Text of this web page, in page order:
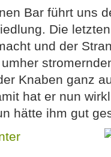
und der
Knaben ganz
hat er nun
hätte ihm gut